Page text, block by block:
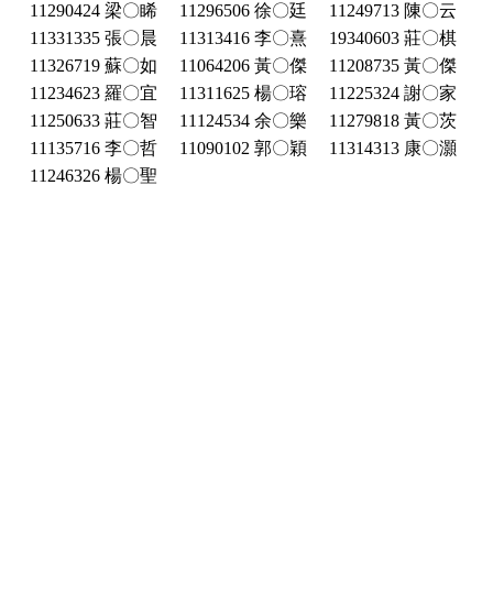
11290424 梁〇睎 11296506 徐〇廷
11249713 陳〇云
11331335 張〇晨
11313416 李〇熹
19340603 莊〇棋
11326719 蘇〇如
11064206 黃〇傑
11208735 黃〇傑
11234623 羅〇宜
11311625 楊〇瑢
11225324 謝〇家
11250633 莊〇智
11124534 余〇樂
11279818 黃〇茨
11135716 李〇哲
11090102 郭〇穎
11314313 康〇灝
11246326 楊〇聖